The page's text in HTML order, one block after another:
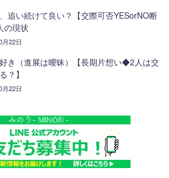
追い続けて良い？【交際可否YESorNO断
の現状
22日
き（進展は曖昧）【長期片想い◆2人は交
？】
22日